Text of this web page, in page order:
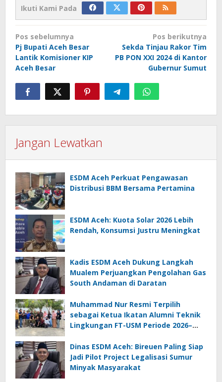
Ikuti Kami Pada
Navigasi
pos
Pos sebelumnya
Pj Bupati Aceh Besar
Lantik Komisioner KIP
Aceh Besar
Pos berikutnya
Sekda Tinjau Rakor Tim
PB PON XXI 2024 di Kantor
Gubernur Sumut
Jangan Lewatkan
ESDM Aceh Perkuat Pengawasan
Distribusi BBM Bersama Pertamina
ESDM Aceh: Kuota Solar 2026 Lebih
Rendah, Konsumsi Justru Meningkat
Kadis ESDM Aceh Dukung Langkah
Mualem Perjuangkan Pengolahan Gas
South Andaman di Daratan
Muhammad Nur Resmi Terpilih
sebagai Ketua Ikatan Alumni Teknik
Lingkungan FT-USM Periode 2026–
Dinas ESDM Aceh: Bireuen Paling Siap
Jadi Pilot Project Legalisasi Sumur
Minyak Masyarakat